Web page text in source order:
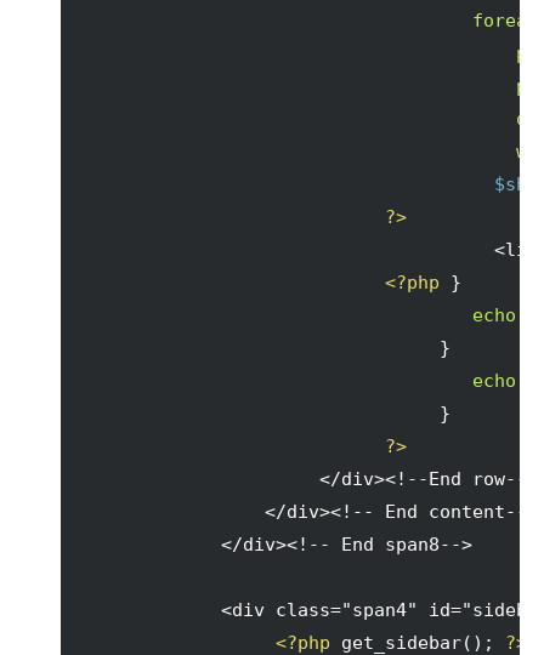
?>
<?php
}
echo
}
echo
}
?>
</div><!--End row--
</div><!-- End content--
             </div><!-- End span8-->
<div class="span4"
<?php get_sidebar( ) ; ?>